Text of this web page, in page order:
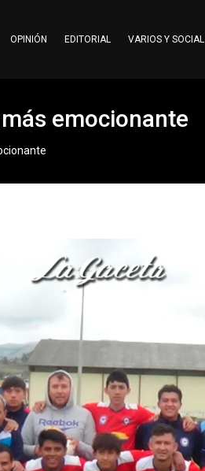
OPINIÓN EDITORIAL VARIOS Y SOCIAL
emocionante